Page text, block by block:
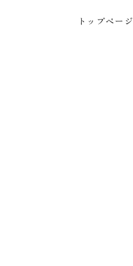
トップページ